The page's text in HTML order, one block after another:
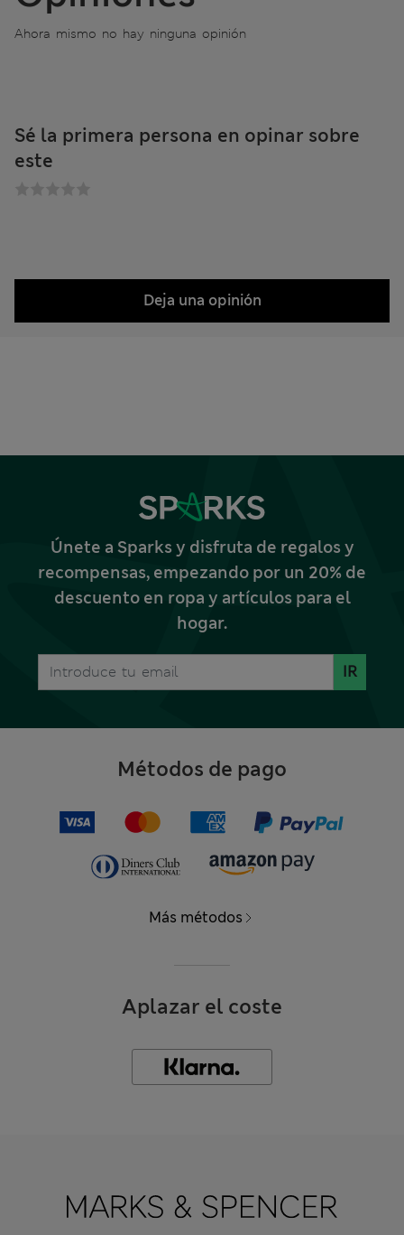
Ahora mismo no hay ninguna opinión
Sé la primera persona en opinar sobre
este
Deja una opinión
Únete a Sparks y disfruta de regalos y
recompensas, empezando por un 20% de
descuento en ropa y artículos para el
hogar.
IR
Métodos de pago
Más métodos
Aplazar el coste